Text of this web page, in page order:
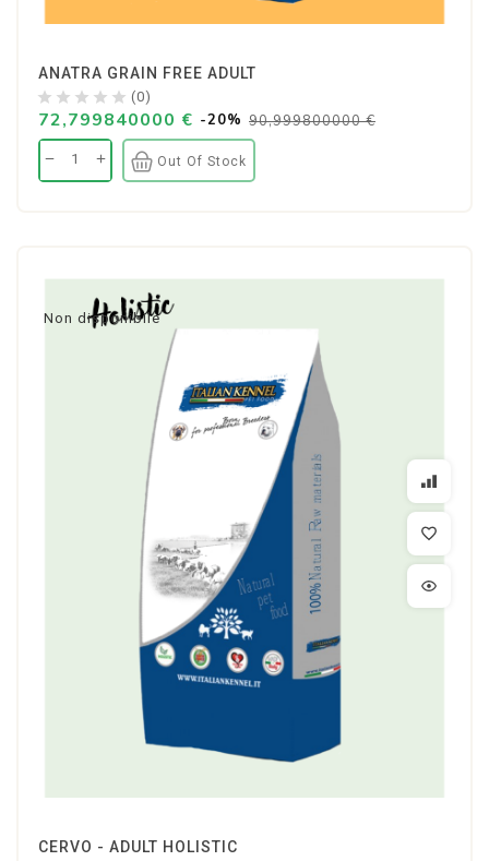
ANATRA GRAIN FREE ADULT
(0)
72,799840000 € -20% 90,999800000 €
Out Of Stock
Non disponibile
CERVO - ADULT HOLISTIC